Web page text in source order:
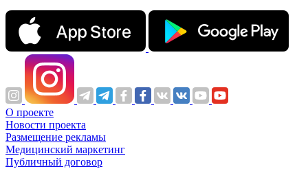
О проекте
Новости проекта
Размещение рекламы
Медицинский маркетинг
Публичный договор